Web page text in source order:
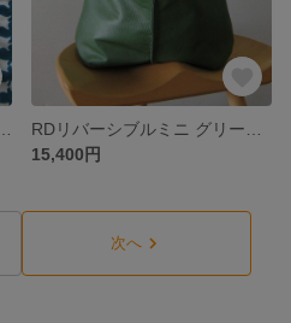
15,400円
次へ